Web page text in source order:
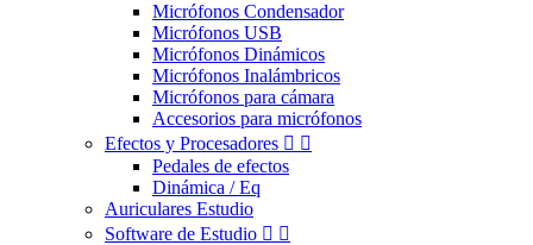
Micrófonos Condensador
Micrófonos USB
Micrófonos Dinámicos
Micrófonos Inalámbricos
Micrófonos para cámara
Accesorios para micrófonos
Efectos y Procesadores  
Pedales de efectos
Dinámica / Eq
Auriculares Estudio
Software de Estudio  